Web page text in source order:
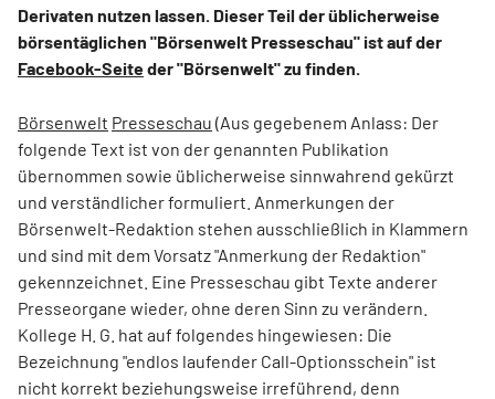
Derivaten nutzen lassen. Dieser Teil der üblicherweise
börsentäglichen "Börsenwelt Presseschau" ist auf der
Facebook-Seiteder "Börsenwelt" zu finden.
Börsenwelt Presseschau (Aus gegebenem Anlass: Der
folgende Text ist von der genannten Publikation
übernommen sowie üblicherweise sinnwahrend gekürzt
und verständlicher formuliert. Anmerkungen der
Börsenwelt-Redaktion stehen ausschließlich in Klammern
und sind mit dem Vorsatz "Anmerkung der Redaktion"
gekennzeichnet. Eine Presseschau gibt Texte anderer
Presseorgane wieder, ohne deren Sinn zu verändern.
Kollege H. G. hat auf folgendes hingewiesen: Die
Bezeichnung "endlos laufender Call-Optionsschein" ist
nicht korrekt beziehungsweise irreführend, denn